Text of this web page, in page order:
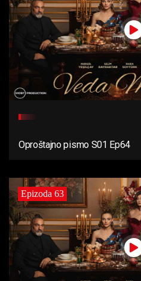
Oproštajno pismo S01 Ep64
Epizoda 63